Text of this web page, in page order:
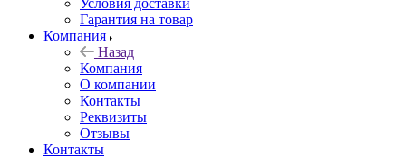
Условия доставки
Гарантия на товар
Компания
Назад
Компания
О компании
Контакты
Реквизиты
Отзывы
Контакты